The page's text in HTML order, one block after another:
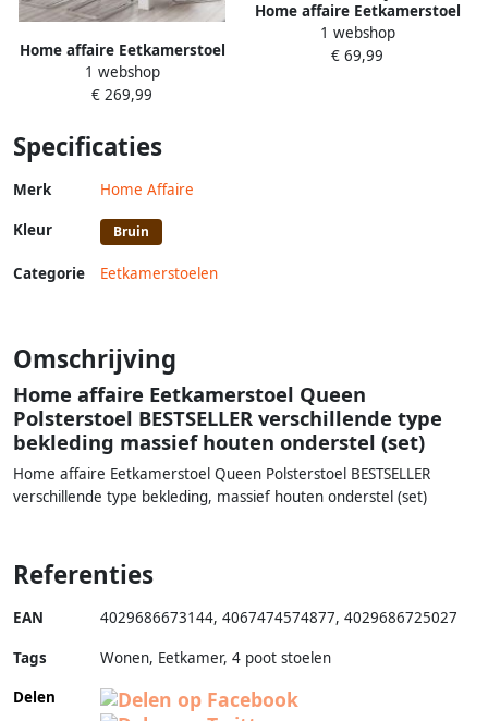
Home affaire Eetkamerstoel
Milano (2 of 4 stuks)
bekleding in microvezel of
1 webshop
€ 269,99
Home affaire Eetkamerstoel
Pluto Overtrekstof
imitatieleer (set)
1 webshop
€ 69,99
Specificaties
Merk Home Affaire
Kleur Bruin
Categorie Eetkamerstoelen
Omschrijving
Home affaire Eetkamerstoel Queen
Polsterstoel BESTSELLER verschillende type
bekleding massief houten onderstel (set)
Home affaire Eetkamerstoel Queen Polsterstoel BESTSELLER
verschillende type bekleding, massief houten onderstel (set)
Referenties
EAN 4029686673144, 4067474574877, 4029686725027
Tags
Wonen, Eetkamer, 4 poot stoelen
Delen